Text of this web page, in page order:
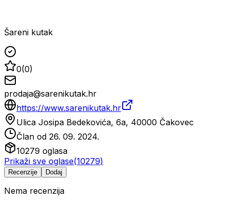
Šareni kutak
0(0)
prodaja@sarenikutak.hr
https://www.sarenikutak.hr
Ulica Josipa Bedekovića, 6a, 40000 Čakovec
Član od 26. 09. 2024.
10279 oglasa
Prikaži sve oglase(10279)
Recenzije Dodaj
Nema recenzija